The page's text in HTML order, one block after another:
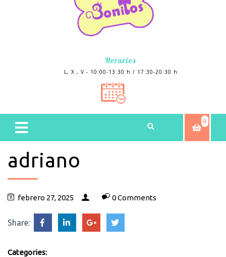
Horarios
L, X , V - 10:00-13:30 h / 17:30-20:30 h
0
adriano
febrero 27, 2025 0 Comments
Share:
Categories: